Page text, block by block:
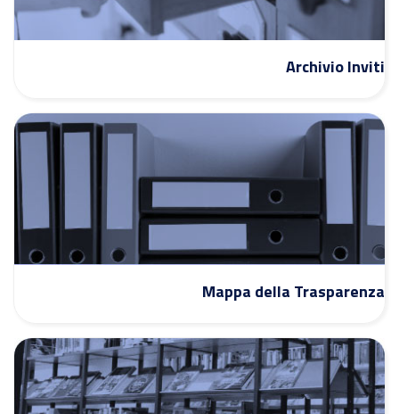
Archivio Inviti
Mappa della Trasparenza